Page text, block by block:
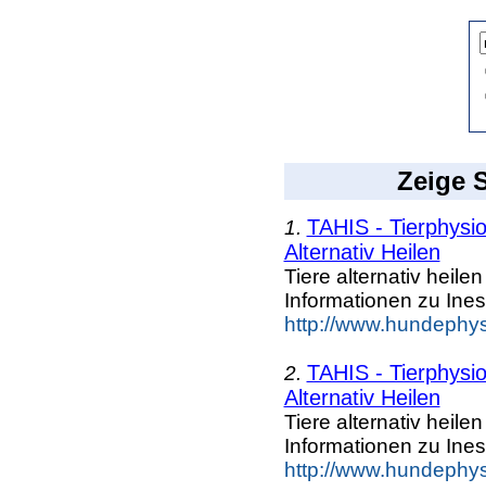
Zeige
1. TAHIS -
Alternativ Heilen
Tiere alternativ
Informationen zu Ines
http://
2. TAHIS -
Alternativ Heilen
Tiere alternativ
Informationen zu Ines
http://